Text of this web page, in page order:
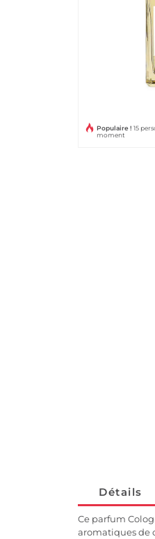
Populaire ! 15
moment
Détails
Ce parfum
aromatiques de